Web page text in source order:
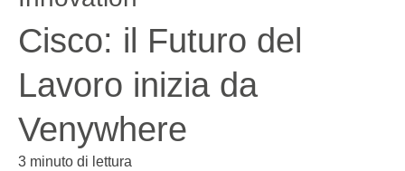
Cisco: il Futuro del
Lavoro inizia da
Venywhere
3 minuto di lettura